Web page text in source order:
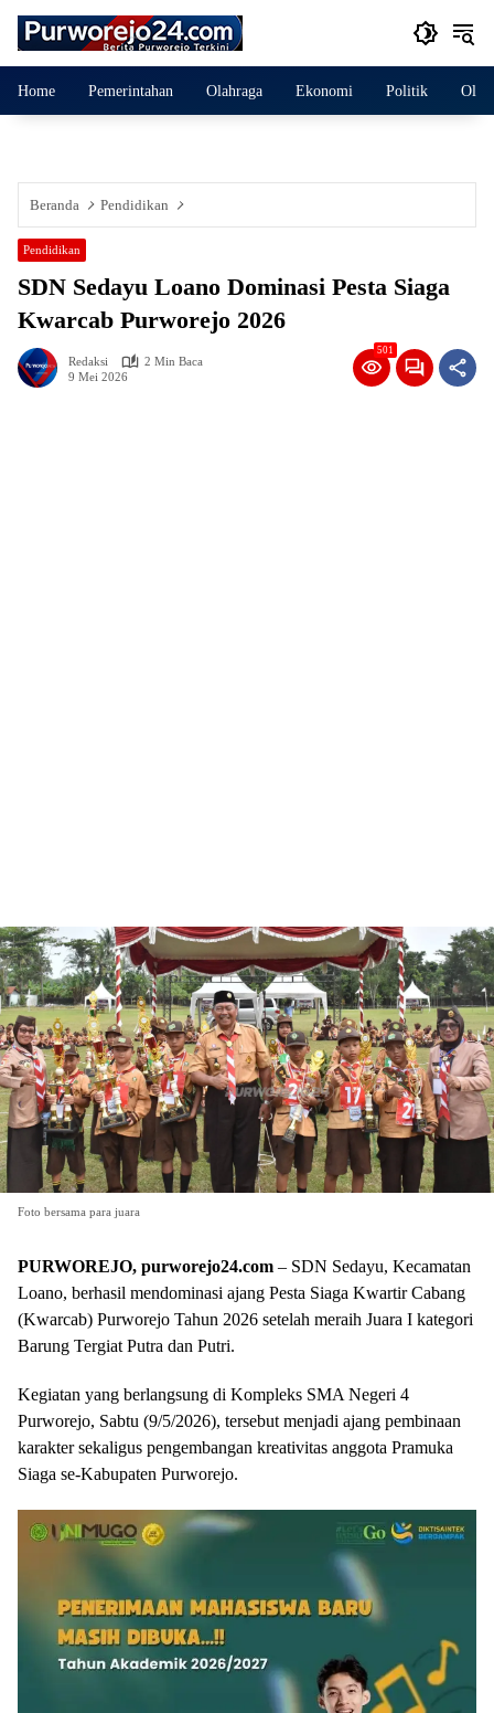
Home Pemerintahan Olahraga Ekonomi Politik Olah
Beranda Pendidikan
Pendidikan
SDN Sedayu Loano Dominasi Pesta Siaga
Kwarcab Purworejo 2026
Redaksi
2 Min Baca
9 Mei 2026
501
Foto bersama para juara
PURWOREJO, purworejo24.com – SDN Sedayu, Kecamatan
Loano, berhasil mendominasi ajang Pesta Siaga Kwartir Cabang
(Kwarcab) Purworejo Tahun 2026 setelah meraih Juara I kategori
Barung Tergiat Putra dan Putri.
Kegiatan yang berlangsung di Kompleks SMA Negeri 4
Purworejo, Sabtu (9/5/2026), tersebut menjadi ajang pembinaan
karakter sekaligus pengembangan kreativitas anggota Pramuka
Siaga se-Kabupaten Purworejo.